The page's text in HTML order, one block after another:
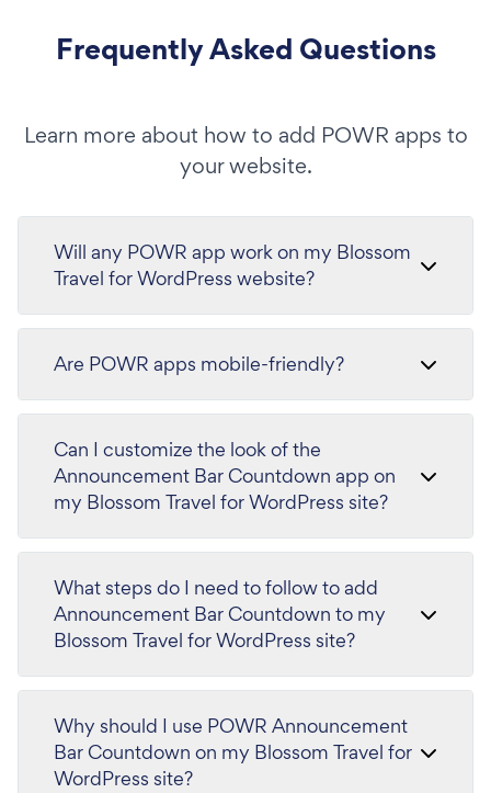
Frequently Asked Questions
Learn more about how to add POWR apps to
your website.
Will any POWR app work on my Blossom
Travel for WordPress website?
Are POWR apps mobile-friendly?
Can I customize the look of the
Announcement Bar Countdown app on
my Blossom Travel for WordPress site?
What steps do I need to follow to add
Announcement Bar Countdown to my
Blossom Travel for WordPress site?
Why should I use POWR Announcement
Bar Countdown on my Blossom Travel for
WordPress site?